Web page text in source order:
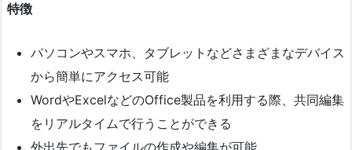
特徴
パソコンやスマホ、タブレットなどさまざまなデバイス
から簡単にアクセス可能
WordやExcelなどのOffice製品を利用する際、共同編集
をリアルタイムで行うことができる
外出先でもファイルの作成や編集が可能